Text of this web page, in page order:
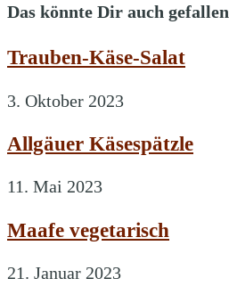
Das könnte Dir auch gefallen
Trauben-Käse-Salat
3. Oktober 2023
Allgäuer Käsespätzle
11. Mai 2023
Maafe vegetarisch
21. Januar 2023